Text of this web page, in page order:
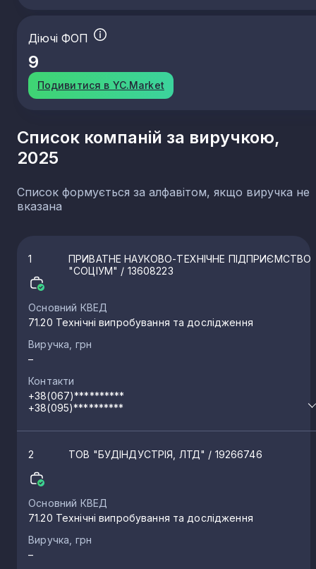
Діючі ФОП
9
Подивитися в YC.Market
Список компаній за виручкою,
2025
Список формується за алфавітом, якщо виручка не
вказана
1
ПРИВАТНЕ НАУКОВО-ТЕХНІЧНЕ ПІДПРИЄМСТВО
"СОЦІУМ" / 13608223
Основний КВЕД
71.20 Технічні випробування та дослідження
Виручка, грн
–
Контакти
+38(067)**********
+38(095)**********
2 ТОВ "БУДІНДУСТРІЯ, ЛТД" / 19266746
Основний КВЕД
71.20 Технічні випробування та дослідження
Виручка, грн
–